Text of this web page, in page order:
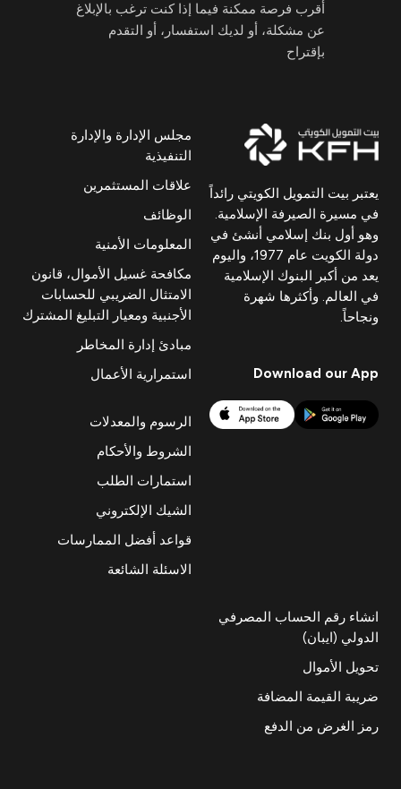
أقرب فرصة ممكنة فيما إذا كنت ترغب بالإبلاغ
عن مشكلة، أو لديك استفسار، أو التقدم
بإقتراح
يعتبر بيت التمويل الكويتي رائداً
في مسيرة الصيرفة الإسلامية.
وهو أول بنك إسلامي أنشئ في
دولة الكويت عام 1977، واليوم
يعد من أكبر البنوك الإسلامية
في العالم. وأكثرها شهرة
ونجاحاً.
Download our App
مجلس الإدارة والإدارة
التنفيذية
علاقات المستثمرين
الوظائف
المعلومات الأمنية
مكافحة غسيل الأموال، قانون
الامتثال الضريبي للحسابات
الأجنبية ومعيار التبليغ المشترك
مبادئ إدارة المخاطر
استمرارية الأعمال
الرسوم والمعدلات
الشروط والأحكام
استمارات الطلب
الشيك الإلكتروني
قواعد أفضل الممارسات
الاسئلة الشائعة
انشاء رقم الحساب المصرفي
الدولي (ايبان)
تحويل الأموال
ضريبة القيمة المضافة
رمز الغرض من الدفع